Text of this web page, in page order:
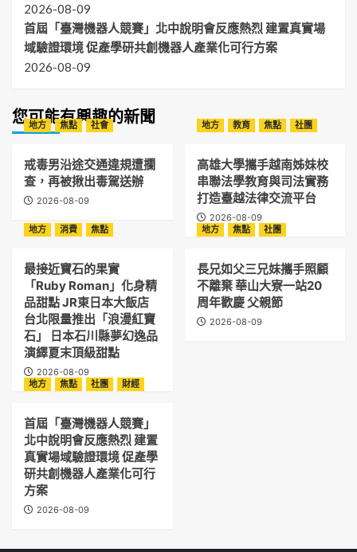
2026-08-09
首屆「臺灣機器人競賽」北中說明會反應熱烈 建置真實場
域驗證環境 促產學研共創機器人產業化可行方案
2026-08-09
您可能有興趣的新聞
地方 焦點 社會
戒毒男沿途交通違規遭攔
查，再被揪出毒駕送辦
2026-08-09
地方 教育 焦點 社團
高雄大學攜手越南姊妹校
串聯法學教育與司法實務
打造臺越法律交流平台
2026-08-09
地方
消費 焦點
最接近寶石的果實
「Ruby Roman」化身精
品甜點 JR東日本大飯店
台北限量推出「浪漫紅寶
石」 日本石川縣夢幻逸品
演繹夏末頂級甜點
2026-08-09
地方 焦點 社團
長兄如父三兄妹攜手照顧
不離棄 華山大寮一站20
周年歡慶 父親節
2026-08-09
地方 焦點 社團 財經
首屆「臺灣機器人競賽」
北中說明會反應熱烈 建置
真實場域驗證環境 促產學
研共創機器人產業化可行
方案
2026-08-09